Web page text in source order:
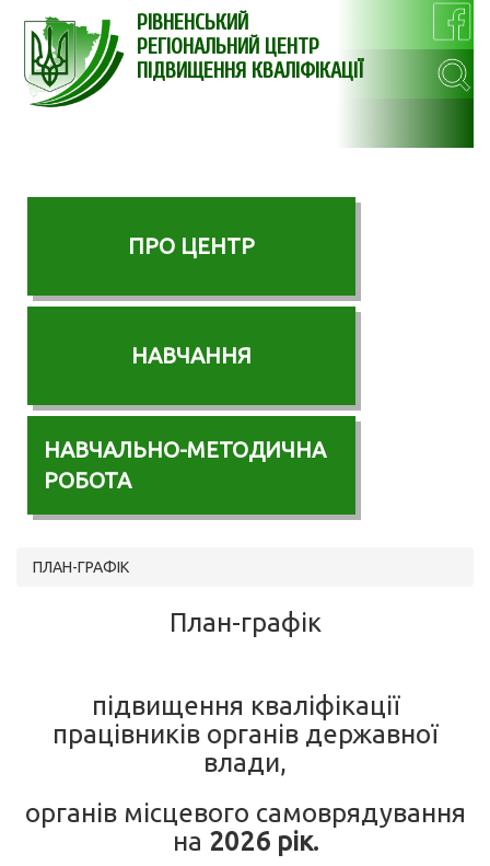
РІВНЕНСЬКИЙ
РЕГІОНАЛЬНИЙ ЦЕНТР
ПІДВИЩЕННЯ КВАЛІФІКАЦІЇ
ПРО ЦЕНТР
НАВЧАННЯ
НАВЧАЛЬНО-МЕТОДИЧНА
РОБОТА
ПЛАН-ГРАФІК
План-графік
підвищення кваліфікації
працівників органів державної
влади,
органів місцевого самоврядування
на 2026 рік.